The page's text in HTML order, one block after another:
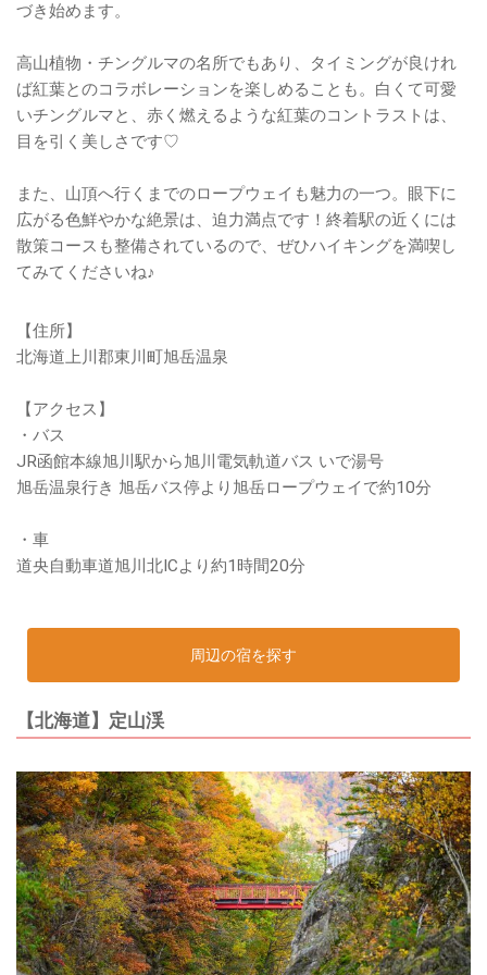
づき始めます。
高山植物・チングルマの名所でもあり、タイミングが良けれ
ば紅葉とのコラボレーションを楽しめることも。白くて可愛
いチングルマと、赤く燃えるような紅葉のコントラストは、
目を引く美しさです♡
また、山頂へ行くまでのロープウェイも魅力の一つ。眼下に
広がる色鮮やかな絶景は、迫力満点です！終着駅の近くには
散策コースも整備されているので、ぜひハイキングを満喫し
てみてくださいね♪
【住所】
北海道上川郡東川町旭岳温泉
【アクセス】
・バス
JR函館本線旭川駅から旭川電気軌道バス いで湯号
旭岳温泉行き 旭岳バス停より旭岳ロープウェイで約10分
・車
道央自動車道旭川北ICより約1時間20分
周辺の宿を探す
【北海道】定山渓